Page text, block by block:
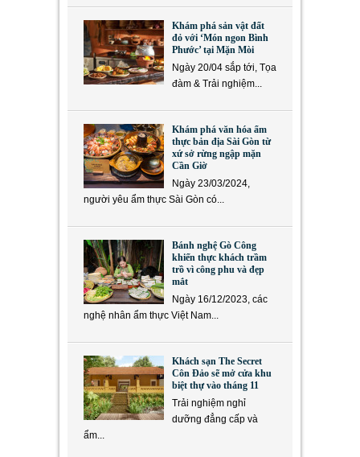
Khám phá sản vật đất
đỏ với ‘Món ngon Bình
Phước’ tại Mặn Mòi
Ngày 20/04 sắp tới, Tọa
đàm & Trải nghiệm...
Khám phá văn hóa ẩm
thực bản địa Sài Gòn từ
xứ sở rừng ngập mặn
Cần Giờ
Ngày 23/03/2024,
người yêu ẩm thực Sài Gòn có...
Bánh nghệ Gò Công
khiến thực khách trầm
trồ vì công phu và đẹp
mắt
Ngày 16/12/2023, các
nghệ nhân ẩm thực Việt Nam...
Khách sạn The Secret
Côn Đảo sẽ mở cửa khu
biệt thự vào tháng 11
Trải nghiệm nghỉ
dưỡng đẳng cấp và
ẩm...